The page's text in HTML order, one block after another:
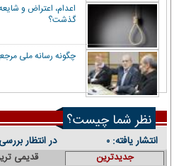
اعدام، اعتراض و
گذشت؟
چگونه رسانه ملی
نظر شما چیست؟
انتشار یافته: ۰ در انتظار
جدیدترین قدیمی